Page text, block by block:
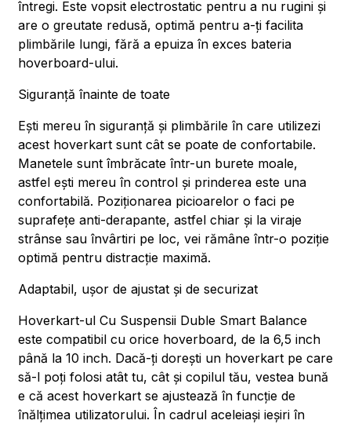
întregi. Este vopsit electrostatic pentru a nu rugini și
are o greutate redusă, optimă pentru a-ți facilita
plimbările lungi, fără a epuiza în exces bateria
hoverboard-ului.
Siguranță înainte de toate
Ești mereu în siguranță și plimbările în care utilizezi
acest hoverkart sunt cât se poate de confortabile.
Manetele sunt îmbrăcate într-un burete moale,
astfel ești mereu în control și prinderea este una
confortabilă. Poziționarea picioarelor o faci pe
suprafețe anti-derapante, astfel chiar și la viraje
strânse sau învârtiri pe loc, vei rămâne într-o poziție
optimă pentru distracție maximă.
Adaptabil, ușor de ajustat și de securizat
Hoverkart-ul Cu Suspensii Duble Smart Balance
este compatibil cu orice hoverboard, de la 6,5 inch
până la 10 inch. Dacă-ți dorești un hoverkart pe care
să-l poți folosi atât tu, cât și copilul tău, vestea bună
e că acest hoverkart se ajustează în funcție de
înălțimea utilizatorului. În cadrul aceleiași ieșiri în